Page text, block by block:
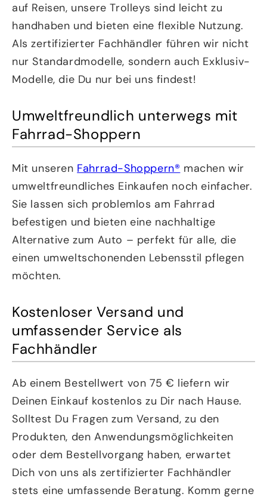
auf Reisen, unsere Trolleys sind leicht zu
handhaben und bieten eine flexible Nutzung.
Als zertifizierter Fachhändler führen wir nicht
nur Standardmodelle, sondern auch Exklusiv-
Modelle, die Du nur bei uns findest!
Umweltfreundlich unterwegs mit
Fahrrad-Shoppern
Mit unseren Fahrrad-Shoppern® machen wir
umweltfreundliches Einkaufen noch einfacher.
Sie lassen sich problemlos am Fahrrad
befestigen und bieten eine nachhaltige
Alternative zum Auto – perfekt für alle, die
einen umweltschonenden Lebensstil pflegen
möchten.
Kostenloser Versand und
umfassender Service als
Fachhändler
Ab einem Bestellwert von 75 € liefern wir
Deinen Einkauf kostenlos zu Dir nach Hause.
Solltest Du Fragen zum Versand, zu den
Produkten, den Anwendungsmöglichkeiten
oder dem Bestellvorgang haben, erwartet
Dich von uns als zertifizierter Fachhändler
stets eine umfassende Beratung. Komm gerne